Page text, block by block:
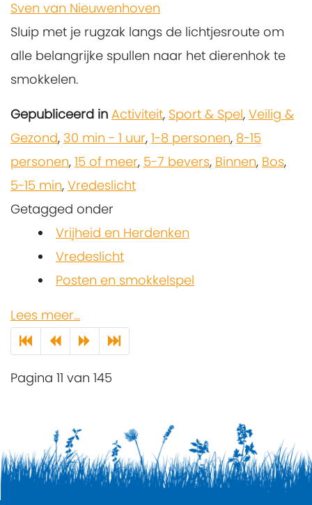
Sven van Nieuwenhoven
Sluip met je rugzak langs de lichtjesroute om
alle belangrijke spullen naar het dierenhok te
smokkelen.
Gepubliceerd in Activiteit, Sport & Spel, Veilig &
Gezond, 30 min - 1 uur, 1-8 personen, 8-15
personen, 15 of meer, 5-7 bevers, Binnen, Bos,
5-15 min, Vredeslicht
Getagged onder
Vrijheid en Herdenken
Vredeslicht
Posten en smokkelspel
Lees meer...
Pagina 11 van 145